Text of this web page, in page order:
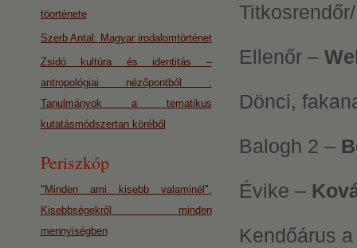
Ellenőr –
Dönci,
Balogh 2 –
Évike –
Kendőárus
töorténete
Szerb Antal: Magyar irodalomtörténet
Zsidó kultúra és identitás –
antropológiai nézőpontból :
Tanulmányok a tematikus
kutatásmódszertan köréből
Periszkóp
"Minden ami kisebb valaminél".
Kisebbségekről minden
mennyiségben